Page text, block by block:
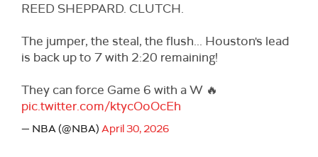
REED SHEPPARD. CLUTCH.
The jumper, the steal, the flush... Houston's lead
is back up to 7 with 2:20 remaining!
They can force Game 6 with a W 🔥
pic.twitter.com/ktycOoOcEh
— NBA (@NBA) April 30, 2026